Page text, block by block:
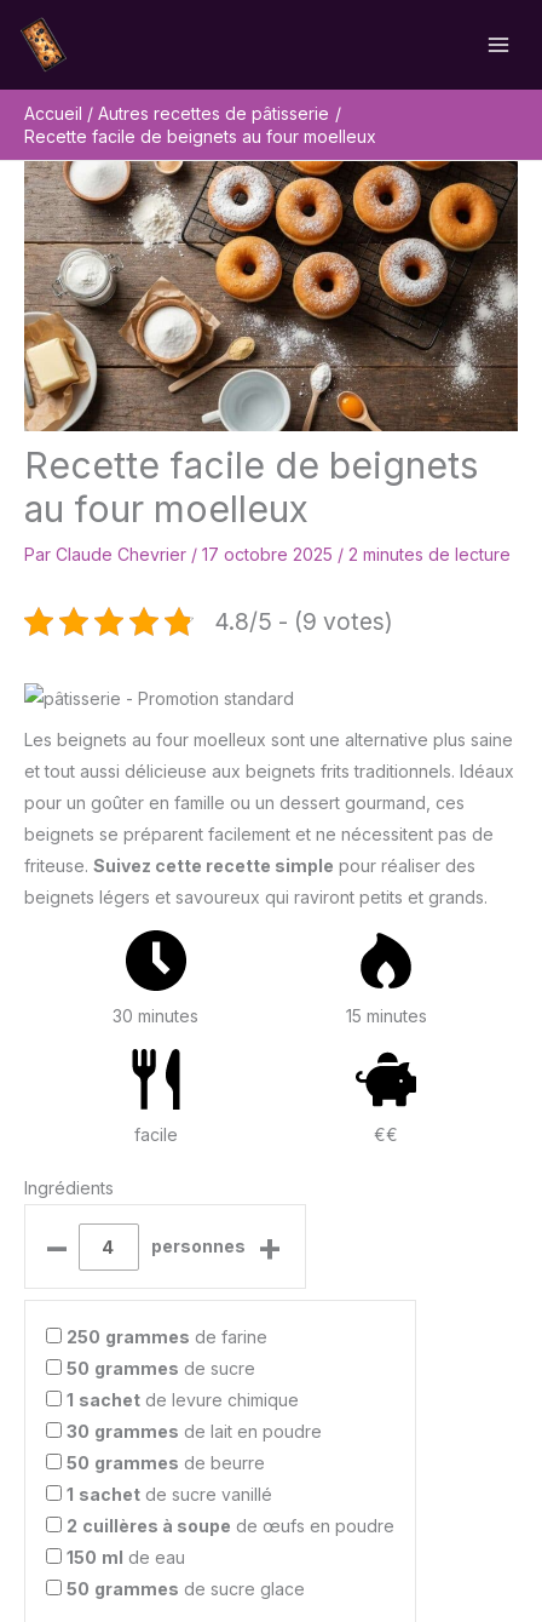
contenu
Accueil
Autres recettes de pâtisserie
Recette facile de beignets au four moelleux
Recette facile de beignets
au four moelleux
Par Claude Chevrier / 17 octobre 2025 / 2 minutes de lecture
4.8/5 - (9 votes)
Les beignets au four moelleux sont une alternative plus saine
et tout aussi délicieuse aux beignets frits traditionnels. Idéaux
pour un goûter en famille ou un dessert gourmand, ces
beignets se préparent facilement et ne nécessitent pas de
friteuse. Suivez cette recette simple pour réaliser des
beignets légers et savoureux qui raviront petits et grands.
30 minutes 15 minutes
facile €€
Ingrédients
– personnes +
250 grammes de farine
50 grammes de sucre
1 sachet de levure chimique
30 grammes de lait en poudre
50 grammes de beurre
1 sachet de sucre vanillé
2 cuillères à soupe de œufs en poudre
150 ml de eau
50 grammes de sucre glace
Rechercher